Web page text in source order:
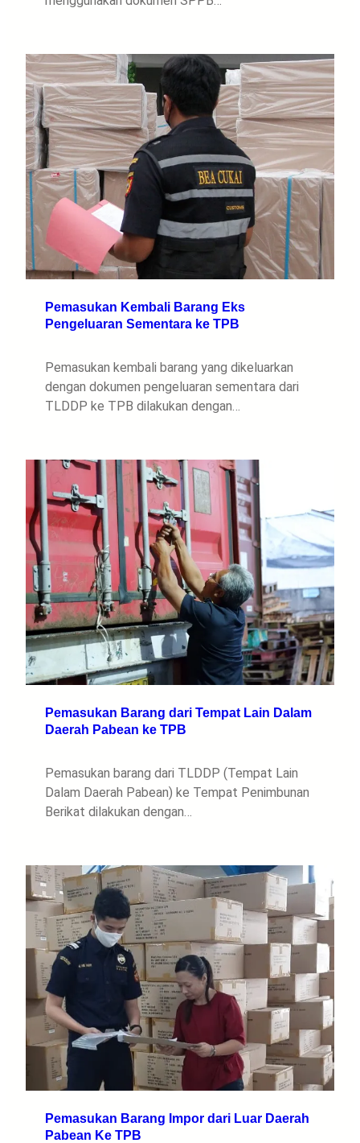
Pemasukan Kembali Barang Eks
Pengeluaran Sementara ke TPB
Pemasukan kembali barang yang dikeluarkan
dengan dokumen pengeluaran sementara dari
TLDDP ke TPB dilakukan dengan…
Pemasukan Barang dari Tempat Lain Dalam
Daerah Pabean ke TPB
Pemasukan barang dari TLDDP (Tempat Lain
Dalam Daerah Pabean) ke Tempat Penimbunan
Berikat dilakukan dengan…
Pemasukan Barang Impor dari Luar Daerah
Pabean Ke TPB